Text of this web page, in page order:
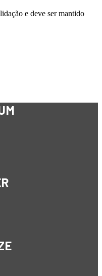
e deve ser mantido